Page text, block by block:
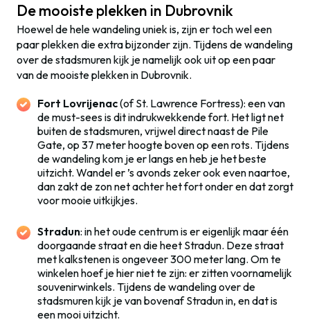
De mooiste plekken in Dubrovnik
Hoewel de hele wandeling uniek is, zijn er toch wel een
paar plekken die extra bijzonder zijn. Tijdens de wandeling
over de stadsmuren kijk je namelijk ook uit op een paar
van de mooiste plekken in Dubrovnik.
Fort Lovrijenac(of St. Lawrence Fortress): een van
de must-sees is dit indrukwekkende fort. Het ligt net
buiten de stadsmuren, vrijwel direct naast de Pile
Gate, op 37 meter hoogte boven op een rots. Tijdens
de wandeling kom je er langs en heb je het beste
uitzicht. Wandel er ’s avonds zeker ook even naartoe,
dan zakt de zon net achter het fort onder en dat zorgt
voor mooie uitkijkjes.
Stradun: in het oude centrum is er eigenlijk maar één
doorgaande straat en die heet Stradun. Deze straat
met kalkstenen is ongeveer 300 meter lang. Om te
winkelen hoef je hier niet te zijn: er zitten voornamelijk
souvenirwinkels. Tijdens de wandeling over de
stadsmuren kijk je van bovenaf Stradun in, en dat is
een mooi uitzicht.